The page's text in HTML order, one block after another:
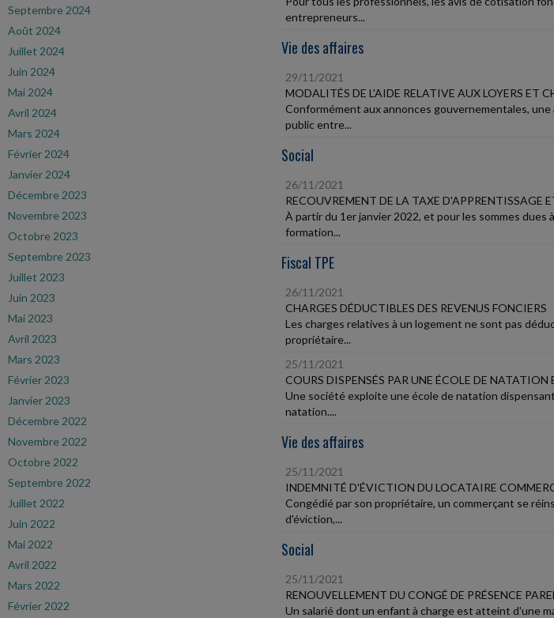
Septembre 2024
Août 2024
Juillet 2024
Juin 2024
Mai 2024
Avril 2024
Mars 2024
Février 2024
Janvier 2024
Décembre 2023
Novembre 2023
Octobre 2023
Septembre 2023
Juillet 2023
Juin 2023
Mai 2023
Avril 2023
Mars 2023
Février 2023
Janvier 2023
Décembre 2022
Novembre 2022
Octobre 2022
Septembre 2022
Juillet 2022
Juin 2022
Mai 2022
Avril 2022
Mars 2022
Février 2022
entrepreneurs...
Vie des affaires
29/11/2021
MODALITÉS DE L'AIDE RELATIVE AUX LOYERS ET
Conformément aux annonces gouvernementales,
public entre...
Social
26/11/2021
RECOUVREMENT DE LA TAXE
À partir du 1er janvier 2022, et pour les sommes
formation...
Fiscal TPE
26/11/2021
CHARGES DÉDUCTIBLES DES REVENUS FONCIERS
Les charges relatives à un logement ne sont pas
propriétaire...
25/11/2021
COURS DISPENSÉS PAR UNE ÉCOLE DE NATATION
Une société exploite une école de natation
natation....
Vie des affaires
25/11/2021
INDEMNITÉ D'ÉVICTION DU LOCATAIRE
Congédié par son propriétaire, un commerçant se
d'éviction,...
Social
25/11/2021
RENOUVELLEMENT DU CONGÉ DE PRÉSENCE
Un salarié dont un enfant à charge est atteint d'une